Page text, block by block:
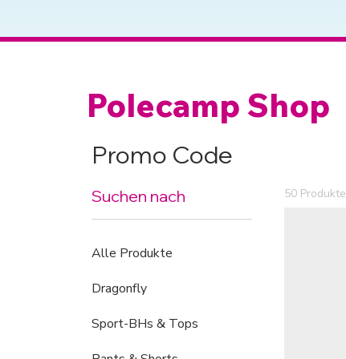
Promo Code
Suchen nach
Alle Produkte
Dragonfly
Sport-BHs & Tops
50 Produkte
Polecamp Shop